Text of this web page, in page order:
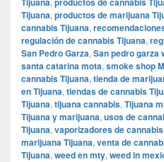
Tijuana, productos de marijuana
cannabis Tijuana,
regulación de cannabis Tijuana,
San Pedro Garza, San pedro garza
santa catarina mota, smoke shop
cannabis Tijuana, tienda de
en Tijuana, tiendas de cannabis
Tijuana, tijuana cannabis, Tijuana
Tijuana y marijuana, usos de
Tijuana, vaporizadores de
marijuana Tijuana, venta de
Tijuana, weed en mty, weed in